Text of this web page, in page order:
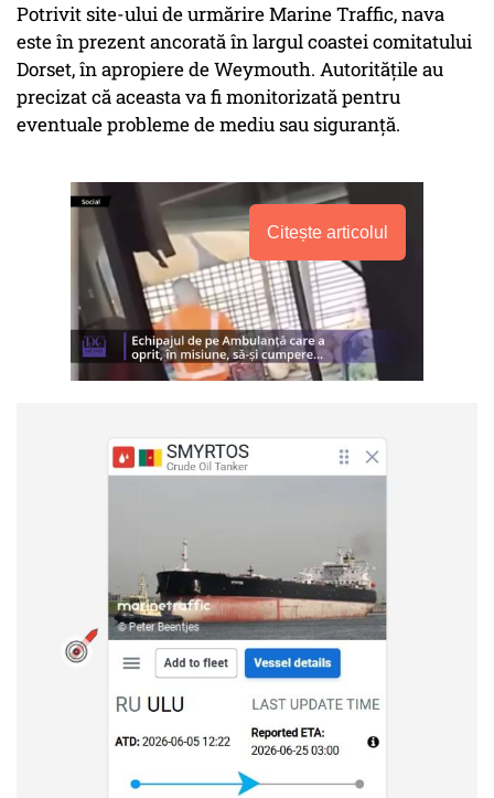
Potrivit site-ului de urmărire Marine Traffic, nava
este în prezent ancorată în largul coastei comitatului
Dorset, în apropiere de Weymouth. Autoritățile au
precizat că aceasta va fi monitorizată pentru
eventuale probleme de mediu sau siguranță.
Citește articolul